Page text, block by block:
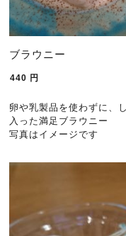
ブラウニー
440 円
卵や乳製品を使わずに、
入った満足ブラウニー
写真はイメージです